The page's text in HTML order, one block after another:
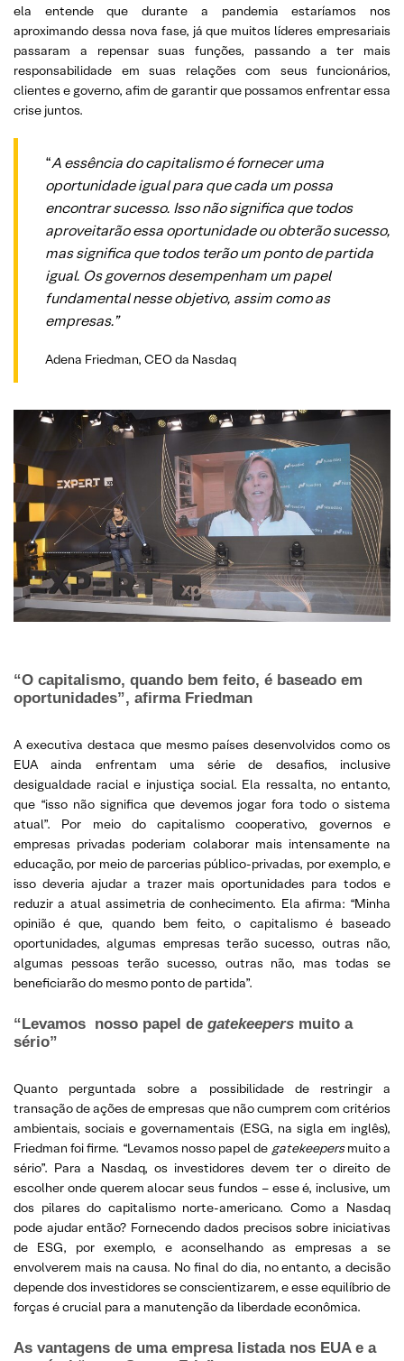
ela entende que durante a pandemia estaríamos nos
aproximando dessa nova fase, já que muitos líderes empresariais
passaram a repensar suas funções, passando a ter mais
responsabilidade em suas relações com seus funcionários,
clientes e governo, afim de garantir que possamos enfrentar essa
crise juntos.
“A essência do capitalismo é fornecer uma
oportunidade igual para que cada um possa
encontrar sucesso. Isso não significa que todos
aproveitarão essa oportunidade ou obterão sucesso,
mas significa que todos terão um ponto de partida
igual. Os governos desempenham um papel
fundamental nesse objetivo, assim como as
empresas.”
Adena Friedman, CEO da Nasdaq
“O capitalismo, quando bem feito, é baseado em
oportunidades”, afirma Friedman
A executiva destaca que mesmo países desenvolvidos como os
EUA ainda enfrentam uma série de desafios, inclusive
desigualdade racial e injustiça social. Ela ressalta, no entanto,
que “isso não significa que devemos jogar fora todo o sistema
atual”. Por meio do capitalismo cooperativo, governos e
empresas privadas poderiam colaborar mais intensamente na
educação, por meio de parcerias público-privadas, por exemplo, e
isso deveria ajudar a trazer mais oportunidades para todos e
reduzir a atual assimetria de conhecimento. Ela afirma: “Minha
opinião é que, quando bem feito, o capitalismo é baseado
oportunidades, algumas empresas terão sucesso, outras não,
algumas pessoas terão sucesso, outras não, mas todas se
beneficiarão do mesmo ponto de partida”.
“Levamos nosso papel de gatekeepers muito a
sério”
Quanto perguntada sobre a possibilidade de restringir a
transação de ações de empresas que não cumprem com critérios
ambientais, sociais e governamentais (ESG, na sigla em inglês),
Friedman foi firme. “Levamos nosso papel de gatekeepersmuito a
sério”. Para a Nasdaq, os investidores devem ter o direito de
escolher onde querem alocar seus fundos – esse é, inclusive, um
dos pilares do capitalismo norte-americano. Como a Nasdaq
pode ajudar então? Fornecendo dados precisos sobre iniciativas
de ESG, por exemplo, e aconselhando as empresas a se
envolverem mais na causa. No final do dia, no entanto, a decisão
depende dos investidores se conscientizarem, e esse equilíbrio de
forças é crucial para a manutenção da liberdade econômica.
As vantagens de uma empresa listada nos EUA e a